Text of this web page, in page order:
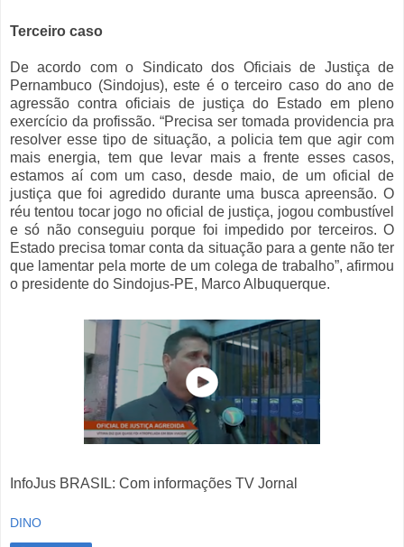
Terceiro caso
De acordo com o Sindicato dos Oficiais de Justiça de
Pernambuco (Sindojus), este é o terceiro caso do ano de
agressão contra oficiais de justiça do Estado em pleno
exercício da profissão. “Precisa ser tomada providencia pra
resolver esse tipo de situação, a policia tem que agir com
mais energia, tem que levar mais a frente esses casos,
estamos aí com um caso, desde maio, de um oficial de
justiça que foi agredido durante uma busca apreensão. O
réu tentou tocar jogo no oficial de justiça, jogou combustível
e só não conseguiu porque foi impedido por terceiros. O
Estado precisa tomar conta da situação para a gente não ter
que lamentar pela morte de um colega de trabalho”, afirmou
o presidente do Sindojus-PE, Marco Albuquerque.
InfoJus BRASIL: Com informações TV Jornal
DINO